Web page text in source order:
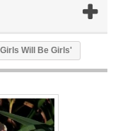
Will Be Girls'